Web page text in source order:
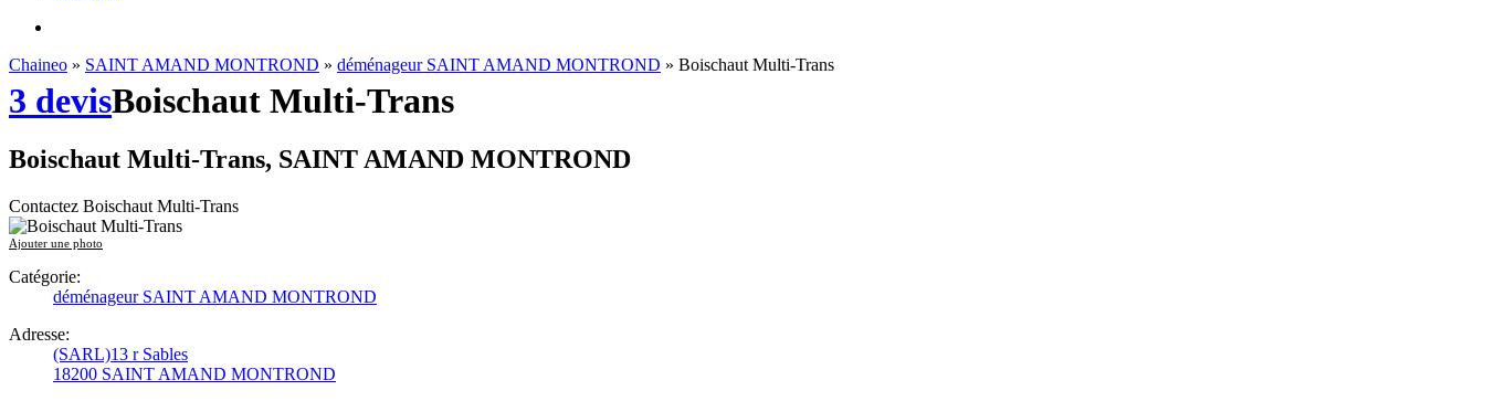
Chaineo » SAINT AMAND MONTROND » déménageur SAINT AMAND MONTROND » Boischaut Multi-Trans
3 devisBoischaut Multi-Trans
Boischaut Multi-Trans, SAINT AMAND MONTROND
Contactez Boischaut Multi-Trans
Ajouter une photo
Catégorie:
déménageur SAINT AMAND MONTROND
Adresse:
(SARL)13 r Sables
18200 SAINT AMAND MONTROND